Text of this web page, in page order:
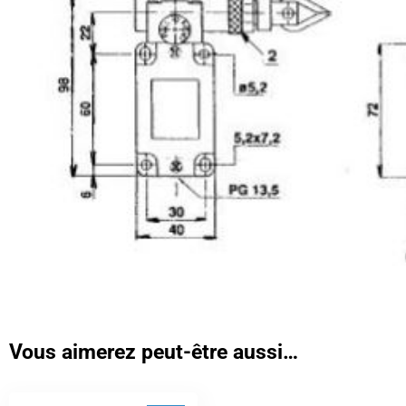
Vous aimerez peut-être aussi…